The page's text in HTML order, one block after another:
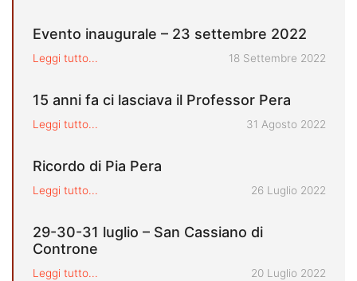
Evento inaugurale – 23 settembre 2022
Leggi tutto... Pubblicato il
18 Settembre 2022
15 anni fa ci lasciava il Professor Pera
Leggi tutto... Pubblicato il
31 Agosto 2022
Ricordo di Pia Pera
Leggi tutto... Pubblicato il
26 Luglio 2022
29-30-31 luglio – San Cassiano di
Controne
Leggi tutto... Pubblicato il
20 Luglio 2022